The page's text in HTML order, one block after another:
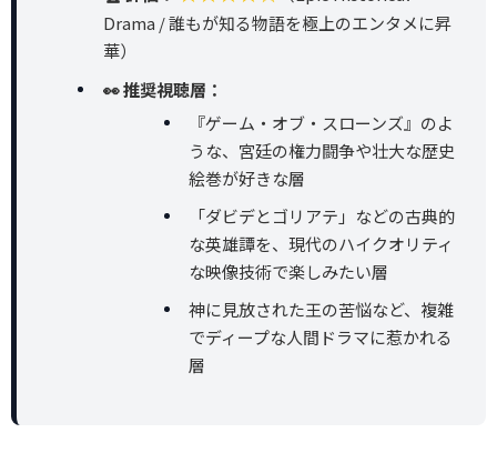
Drama / 誰もが知る物語を極上のエンタメに昇
華）
👀 推奨視聴層：
『ゲーム・オブ・スローンズ』のよ
うな、宮廷の権力闘争や壮大な歴史
絵巻が好きな層
「ダビデとゴリアテ」などの古典的
な英雄譚を、現代のハイクオリティ
な映像技術で楽しみたい層
神に見放された王の苦悩など、複雑
でディープな人間ドラマに惹かれる
層